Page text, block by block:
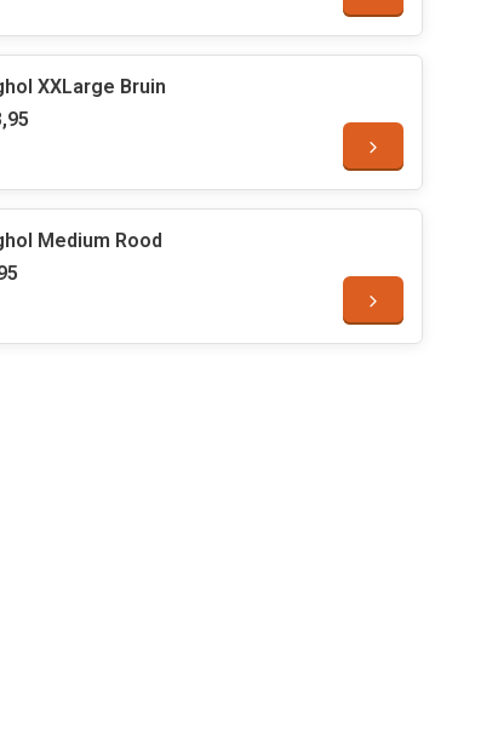
XXLarge Bruin
Medium Rood